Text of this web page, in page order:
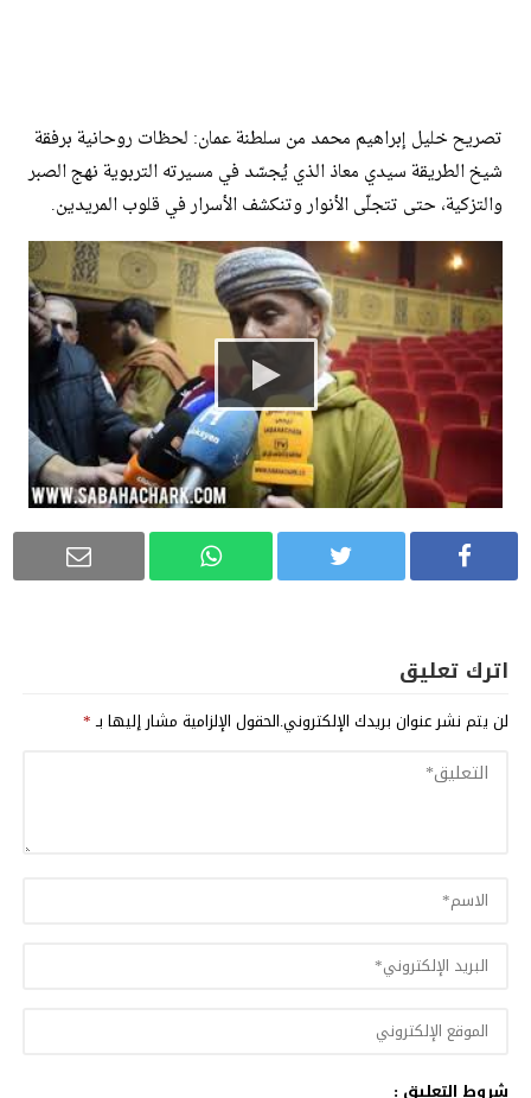
تصريح خليل إبراهيم محمد من سلطنة عمان: لحظات روحانية برفقة
شيخ الطريقة سيدي معاذ الذي يُجسّد في مسيرته التربوية نهج الصبر
والتزكية، حتى تتجلّى الأنوار وتنكشف الأسرار في قلوب المريدين.
اترك تعليق
لن يتم نشر عنوان بريدك الإلكتروني.الحقول الإلزامية مشار إليها بـ*
شروط التعليق :